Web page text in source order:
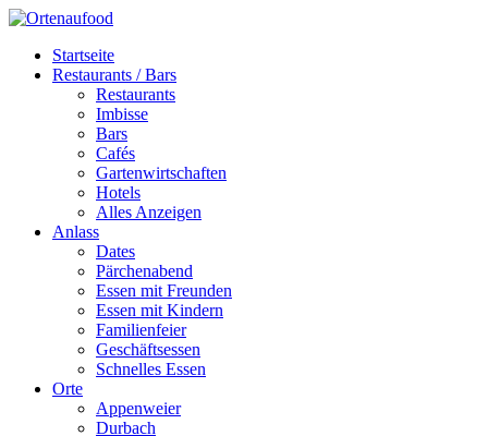
Startseite
Restaurants / Bars
Restaurants
Imbisse
Bars
Cafés
Gartenwirtschaften
Hotels
Alles Anzeigen
Anlass
Dates
Pärchenabend
Essen mit Freunden
Essen mit Kindern
Familienfeier
Geschäftsessen
Schnelles Essen
Orte
Appenweier
Durbach